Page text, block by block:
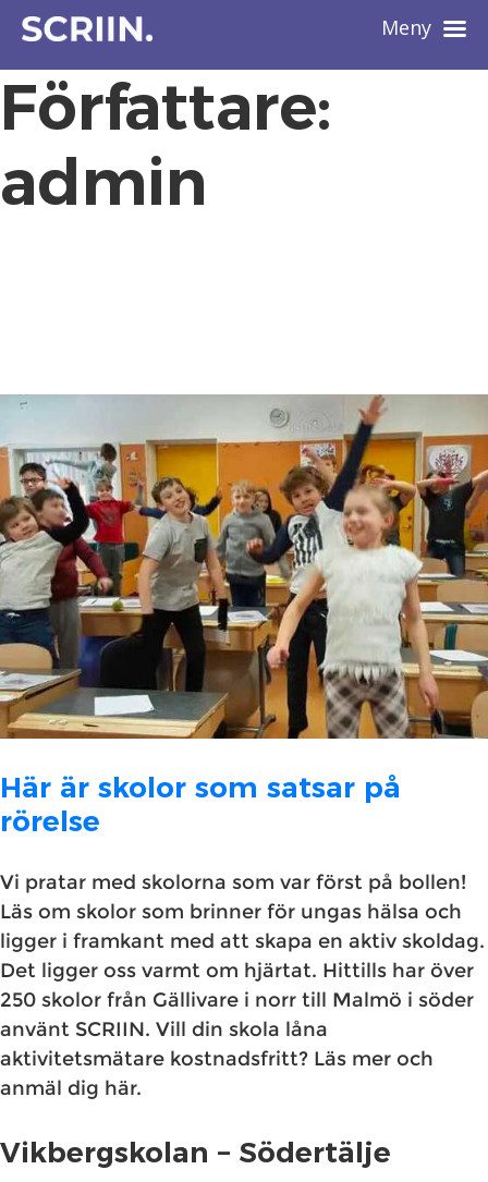
Författare:
admin
Här är skolor som satsar på
rörelse
Vi pratar med skolorna som var först på bollen!
Läs om skolor som brinner för ungas hälsa och
ligger i framkant med att skapa en aktiv skoldag.
Det ligger oss varmt om hjärtat. Hittills har över
250 skolor från Gällivare i norr till Malmö i söder
använt SCRIIN. Vill din skola låna
aktivitetsmätare kostnadsfritt? Läs mer och
anmäl dig här.
Vikbergskolan – Södertälje
Meny